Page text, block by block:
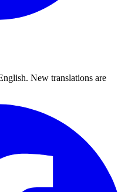
New translations are